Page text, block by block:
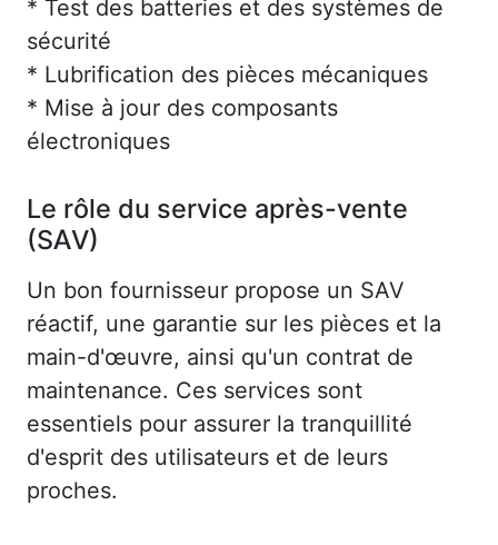
* Test des batteries et des systèmes de
sécurité
* Lubrification des pièces mécaniques
* Mise à jour des composants
électroniques
Le rôle du service après-vente
(SAV)
Un bon fournisseur propose un SAV
réactif, une garantie sur les pièces et la
main-d'œuvre, ainsi qu'un contrat de
maintenance. Ces services sont
essentiels pour assurer la tranquillité
d'esprit des utilisateurs et de leurs
proches.